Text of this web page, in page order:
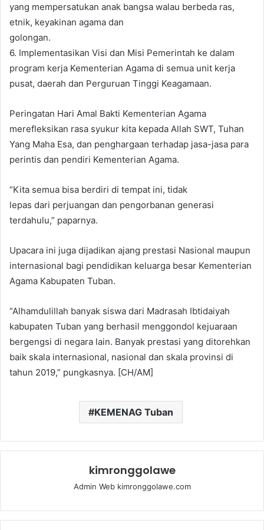
yang mempersatukan anak bangsa walau berbeda ras,
etnik, keyakinan agama dan
golongan.
6. Implementasikan Visi dan Misi Pemerintah ke dalam
program kerja Kementerian Agama di semua unit kerja
pusat, daerah dan Perguruan Tinggi Keagamaan.
Peringatan Hari Amal Bakti Kementerian Agama
merefleksikan rasa syukur kita kepada Allah SWT, Tuhan
Yang Maha Esa, dan penghargaan terhadap jasa-jasa para
perintis dan pendiri Kementerian Agama.
“Kita semua bisa berdiri di tempat ini, tidak
lepas dari perjuangan dan pengorbanan generasi
terdahulu,” paparnya.
Upacara ini juga dijadikan ajang prestasi Nasional maupun
internasional bagi pendidikan keluarga besar Kementerian
Agama Kabupaten Tuban.
“Alhamdulillah banyak siswa dari Madrasah Ibtidaiyah
kabupaten Tuban yang berhasil menggondol kejuaraan
bergengsi di negara lain. Banyak prestasi yang ditorehkan
baik skala internasional, nasional dan skala provinsi di
tahun 2019,” pungkasnya. [CH/AM]
KEMENAG Tuban
kimronggolawe
Admin Web kimronggolawe.com